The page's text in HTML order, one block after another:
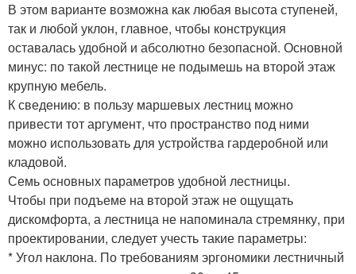
В этом варианте возможна как любая высота ступеней,
так и любой уклон, главное, чтобы конструкция
оставалась удобной и абсолютно безопасной. Основной
минус: по такой лестнице не подымешь на второй этаж
крупную мебель.
К сведению: в пользу маршевых лестниц можно
привести тот аргумент, что пространство под ними
можно использовать для устройства гардеробной или
кладовой.
Семь основных параметров удобной лестницы.
Чтобы при подъеме на второй этаж не ощущать
дискомфорта, а лестница не напоминала стремянку, при
проектировании, следует учесть такие параметры:
* Угол наклона. По требованиям эргономики лестничный